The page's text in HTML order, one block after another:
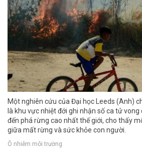
Một nghiên cứu của Đại học Leeds (Anh)
là khu vực nhiệt đới ghi nhận số ca tử
đến phá rừng cao nhất thế giới, cho thấy
giữa mất rừng và sức khỏe con người.
Ô nhiễm môi trường